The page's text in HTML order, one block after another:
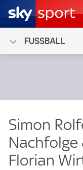
FUSSBALL
Simon
Nachfolge
Florian